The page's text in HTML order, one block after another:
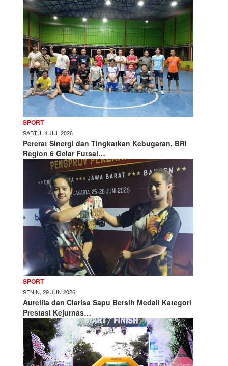
SPORT
SABTU, 4 JUL 2026
Pererat Sinergi dan Tingkatkan Kebugaran, BRI
Region 6 Gelar Futsal…
SPORT
SENIN, 29 JUN 2026
Aurellia dan Clarisa Sapu Bersih Medali Kategori
Prestasi Kejurnas…